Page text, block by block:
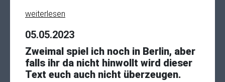
weiterlesen
05.05.2023
Zweimal spiel ich noch in Berlin, aber
falls ihr da nicht hinwollt wird dieser
Text euch auch nicht überzeugen.